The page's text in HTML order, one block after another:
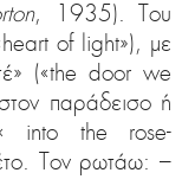
, 1935). Του
of light»), με
(«the door we
παράδεισο ή
into the rose-
Τον ρωτάω: –